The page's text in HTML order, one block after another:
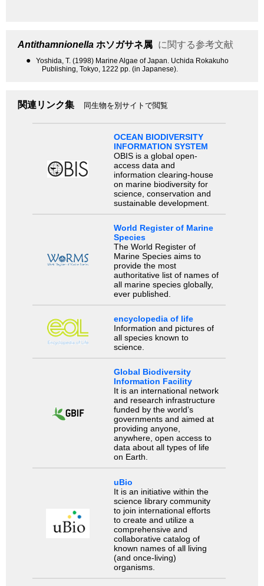
Antithamnionella ホソガサネ属 に関する参考文献
●
Yoshida, T. (1998) Marine Algae of Japan. Uchida Rokakuho
Publishing, Tokyo, 1222 pp. (in Japanese).
関連リンク集 同生物を別サイトで閲覧
OCEAN BIODIVERSITY
INFORMATION SYSTEM
OBIS is a global open-
access data and
information clearing-house
on marine biodiversity for
science, conservation and
sustainable development.
World Register of Marine
Species
The World Register of
Marine Species aims to
provide the most
authoritative list of names of
all marine species globally,
ever published.
encyclopedia of life
Information and pictures of
all species known to
science.
Global Biodiversity
Information Facility
It is an international network
and research infrastructure
funded by the world’s
governments and aimed at
providing anyone,
anywhere, open access to
data about all types of life
on Earth.
uBio
It is an initiative within the
science library community
to join international efforts
to create and utilize a
comprehensive and
collaborative catalog of
known names of all living
(and once-living)
organisms.